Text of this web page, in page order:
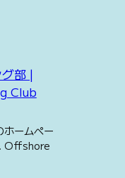
部 |
Club
ホームペー
Offshore